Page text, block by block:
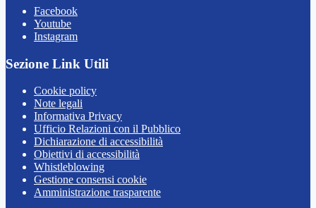
Facebook
Youtube
Instagram
Sezione Link Utili
Cookie policy
Note legali
Informativa Privacy
Ufficio Relazioni con il Pubblico
Dichiarazione di accessibilità
Obiettivi di accessibilità
Whistleblowing
Gestione consensi cookie
Amministrazione trasparente